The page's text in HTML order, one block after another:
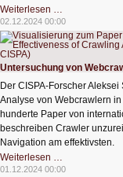
Weiterlesen …
erkennt
neue
Varianten
von
02.12.2024 00:00
Untersuchung von
Der CISPA-Forscher
Analyse von Webcrawlern
hunderte Paper von
beschreiben Crawler
Navigation am effektivsten.
Weiterlesen …
von
01.12.2024 00:00